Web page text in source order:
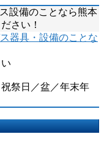
設備のことなら熊本
さい！
祭日／盆／年末年